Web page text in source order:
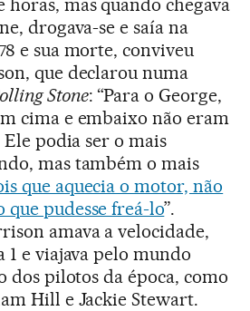
mas quando chegava
drogava-se e saía na
e sua morte, conviveu
que declarou numa
Stone: “Para o George,
cima e embaixo não eram
podia ser o mais
mas também o mais
que aquecia o motor, não
que pudesse freá-lo”.
amava a velocidade,
1 e viajava pelo mundo
dos pilotos da época, como
Hill e Jackie Stewart.